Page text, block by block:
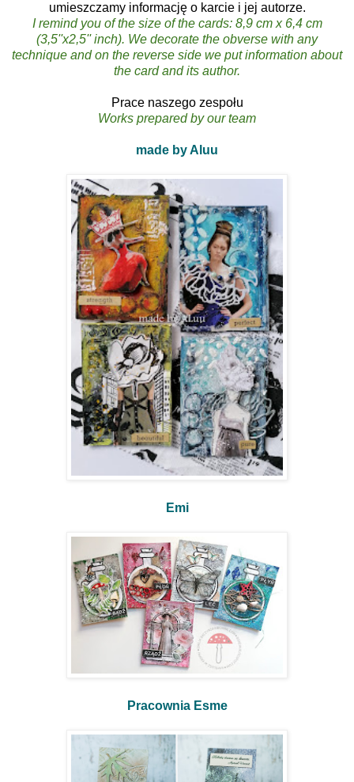
umieszczamy informację o karcie i jej autorze.
I remind you of the size of the cards: 8,9 cm x 6,4 cm
(3,5''x2,5'' inch). We decorate the obverse with any
technique and on the reverse side we put information about
the card and its author.
Prace naszego zespołu
Works prepared by our team
made by Aluu
Emi
Pracownia Esme